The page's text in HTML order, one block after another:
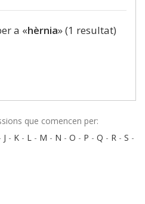
a «hèrnia» (1 resultat)
que comencen per:
J - K - L - M - N - O - P - Q - R - S -